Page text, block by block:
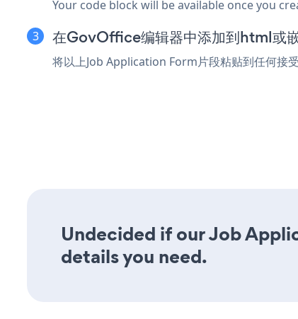
Your code block will be available once you
在GovOffice编辑器中添加到html或
将以上Job Application Form片段粘贴到任何接
Undecided if our Job
details you need.